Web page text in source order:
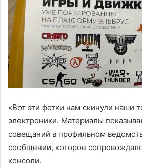
«Вот эти фотки нам скинули наши
электроники. Материалы
совещаний в профильном
сообщении, которое
консоли.